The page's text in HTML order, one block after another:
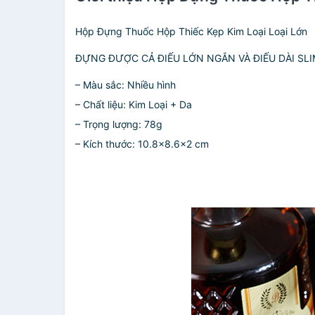
Hộp Đựng Thuốc Hộp Thiếc Kẹp Kim Loại Loại Lớn
ĐỰNG ĐƯỢC CẢ ĐIẾU LỚN NGẮN VÀ ĐIẾU DÀI
– Màu sắc: Nhiều hình
– Chất liệu: Kim Loại + Da
– Trọng lượng: 78g
– Kích thước: 10.8×8.6×2 cm